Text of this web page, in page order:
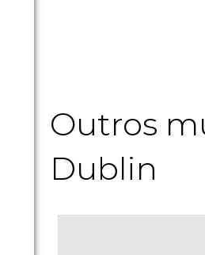
Outros
Dublin